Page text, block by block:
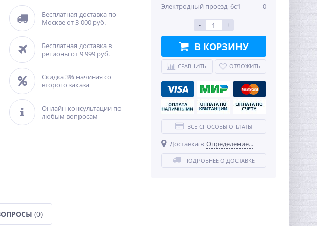
Бесплатная доставка по
Москве от 3 000 руб.
Бесплатная доставка в
регионы от 9 999 руб.
Скидка 3% начиная со
второго заказа
Онлайн-консультации по
любым вопросам
Электродный проезд, 6с1
0
- +
В КОРЗИНУ
СРАВНИТЬ ОТЛОЖИТЬ
ВСЕ СПОСОБЫ ОПЛАТЫ
Доставка в Определение...
ПОДРОБНЕЕ О ДОСТАВКЕ
(0)